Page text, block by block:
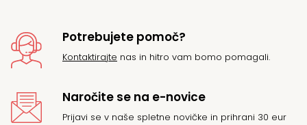
Potrebujete pomoč?
Kontaktirajte nas in hitro vam bomo pomagali.
Naročite se na e-novice
Prijavi se v naše spletne novičke in prihrani 30 eur